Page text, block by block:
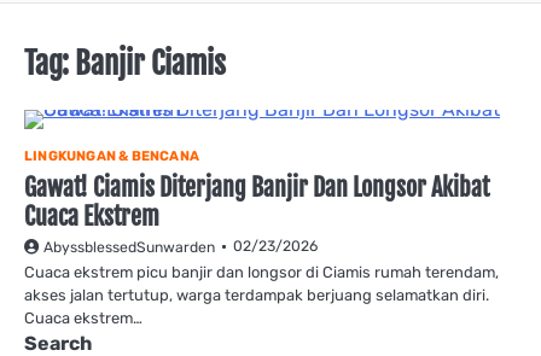
Tag: Banjir Ciamis
LINGKUNGAN & BENCANA
Gawat! Ciamis Diterjang Banjir Dan Longsor Akibat
Cuaca Ekstrem
AbyssblessedSunwarden 02/23/2026
Cuaca ekstrem picu banjir dan longsor di Ciamis rumah terendam,
akses jalan tertutup, warga terdampak berjuang selamatkan diri.
Cuaca ekstrem…
Search